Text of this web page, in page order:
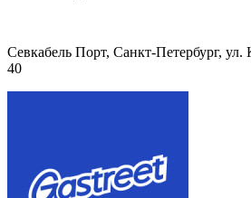
Севкабель Порт, Санкт-Петербург, ул.
40